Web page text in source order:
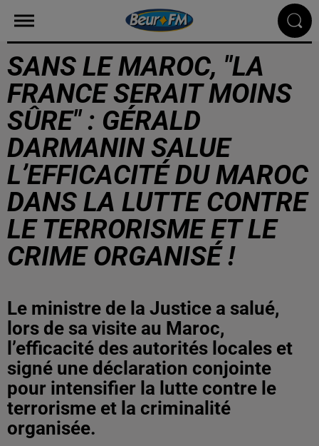
SANS LE MAROC, "LA
FRANCE SERAIT MOINS
SÛRE" : GÉRALD
DARMANIN SALUE
L’EFFICACITÉ DU MAROC
DANS LA LUTTE CONTRE
LE TERRORISME ET LE
CRIME ORGANISÉ !
Le ministre de la Justice a salué,
lors de sa visite au Maroc,
l’efficacité des autorités locales et
signé une déclaration conjointe
pour intensifier la lutte contre le
terrorisme et la criminalité
organisée.